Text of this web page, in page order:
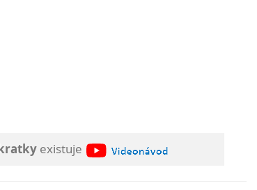
existuje